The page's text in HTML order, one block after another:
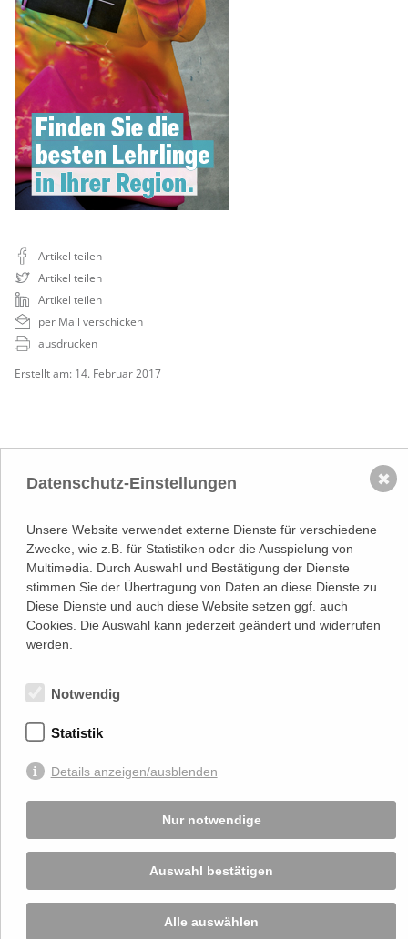
Artikel teilen
Artikel teilen
Artikel teilen
per Mail verschicken
ausdrucken
Erstellt am: 14. Februar 2017
NACH OBEN
Österreichischer
Wirtschaftsverlag GmbH
Adresse
Lassallestraße 7a, Unit 5, Top 101-
1
1020 Wien
(–>Google Maps)
Von Ihnen bekannt gegebene persönlichen Daten werden zu Marketingzwecken
genutzt und nicht an Dritte weitergegeben. Die T.A.I. übernimmt keine Verantwortung
über Inhalte die durch Verlinkung auf externen Seiten zur Verfügung gestellt werden.
Beast Communications - www.beast.at
Datenschutz-Einstellungen
Unsere Website verwendet externe Dienste für verschiedene
Zwecke, wie z.B. für Statistiken oder die Ausspielung von
Multimedia. Durch Auswahl und Bestätigung der Dienste
stimmen Sie der Übertragung von Daten an diese Dienste zu.
Diese Dienste und auch diese Website setzen ggf. auch
Cookies. Die Auswahl kann jederzeit geändert und widerrufen
werden.
Notwendig
Statistik
Details anzeigen/ausblenden
Nur notwendige
Auswahl bestätigen
Alle auswählen
✖